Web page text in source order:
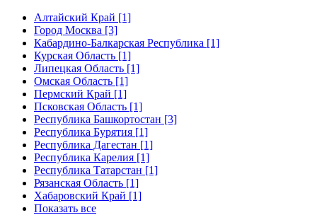
Алтайский Край [1]
Город Москва [3]
Кабардино-Балкарская Республика [1]
Курская Область [1]
Липецкая Область [1]
Омская Область [1]
Пермский Край [1]
Псковская Область [1]
Республика Башкортостан [3]
Республика Бурятия [1]
Республика Дагестан [1]
Республика Карелия [1]
Республика Татарстан [1]
Рязанская Область [1]
Хабаровский Край [1]
Показать все